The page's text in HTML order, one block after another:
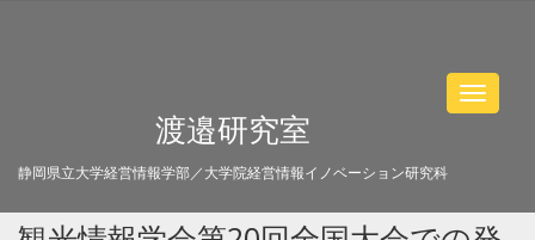
Toggle
渡邉研究室
静岡県立大学経営情報学部／大学院経営情報イノベーション研究科